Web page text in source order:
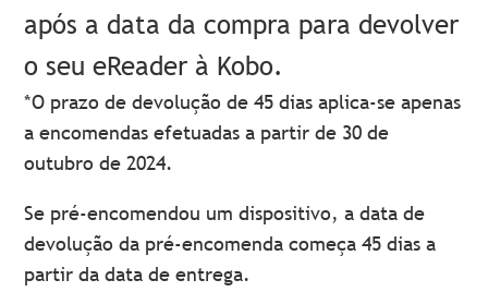
após a data da compra para devolver
o seu eReader à Kobo.
*O prazo de devolução de 45 dias aplica-se apenas
a encomendas efetuadas a partir de 30 de
outubro de 2024.
Se pré-encomendou um dispositivo, a data de
devolução da pré-encomenda começa 45 dias a
partir da data de entrega.